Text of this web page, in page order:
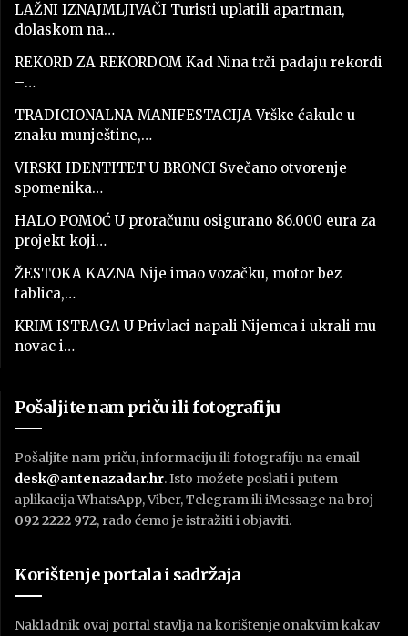
LAŽNI IZNAJMLJIVAČI Turisti uplatili apartman,
dolaskom na…
REKORD ZA REKORDOM Kad Nina trči padaju rekordi
–…
TRADICIONALNA MANIFESTACIJA Vrške ćakule u
znaku munještine,…
VIRSKI IDENTITET U BRONCI Svečano otvorenje
spomenika…
HALO POMOĆ U proračunu osigurano 86.000 eura za
projekt koji…
ŽESTOKA KAZNA Nije imao vozačku, motor bez
tablica,…
KRIM ISTRAGA U Privlaci napali Nijemca i ukrali mu
novac i…
Pošaljite nam priču ili fotografiju
Pošaljite nam priču, informaciju ili fotografiju na email
desk@antenazadar.hr. Isto možete poslati i putem
aplikacija WhatsApp, Viber, Telegram ili iMessage na broj
092 2222 972, rado ćemo je istražiti i objaviti.
Korištenje portala i sadržaja
Nakladnik ovaj portal stavlja na korištenje onakvim kakav